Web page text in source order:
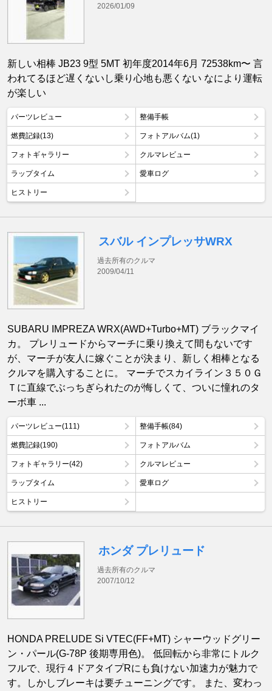
2026/01/09
新しい相棒 JB23 9型 5MT 初年度2014年6月 72538km〜 言
われてるほど遅くないし乗り心地も悪くない なにより運転
が楽しい
パーツレビュー 整備手帳
燃費記録(13) フォトアルバム(1)
フォトギャラリー クルマレビュー
ラップタイム 愛車ログ
ヒストリー
スバル インプレッサWRX
過去所有のクルマ
2009/04/11
SUBARU IMPREZA WRX(AWD+Turbo+MT) ブラックマイ
カ。 プレリュードからマーチに乗り換えて間もないです
が、マーチが友人に嫁ぐことが決まり、新しく相棒となる
クルマを購入することに。 マーチでスカイライン３５０Ｇ
Ｔに直線でぶっちぎられたのが悔しくて、ついに憧れのタ
ーボ車 ...
パーツレビュー(111) 整備手帳(84)
燃費記録(190) フォトアルバム
フォトギャラリー(42) クルマレビュー
ラップタイム 愛車ログ
ヒストリー
ホンダ プレリュード
過去所有のクルマ
2007/10/12
HONDA PRELUDE Si VTEC(FF+MT) シャーウッドグリー
ン・パール(G-78P 後期専用色)。 低回転から非常にトルク
フルで、現行４ドアタイプRにも負けない加速力が魅力で
す。しかしブレーキは要チューニングです。 また、変わっ